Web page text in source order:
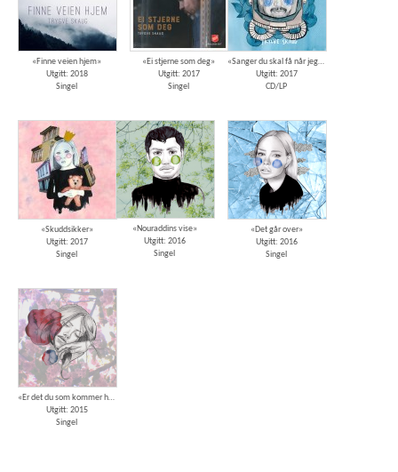
«Finne veien hjem»
Utgitt: 2018
Singel
«Ei stjerne som deg»
Utgitt: 2017
Singel
«Sanger du skal få når jeg dør»
Utgitt: 2017
CD/LP
«Skuddsikker»
Utgitt: 2017
Singel
«Nouraddins vise»
Utgitt: 2016
Singel
«Det går over»
Utgitt: 2016
Singel
«Er det du som kommer hjem»
Utgitt: 2015
Singel